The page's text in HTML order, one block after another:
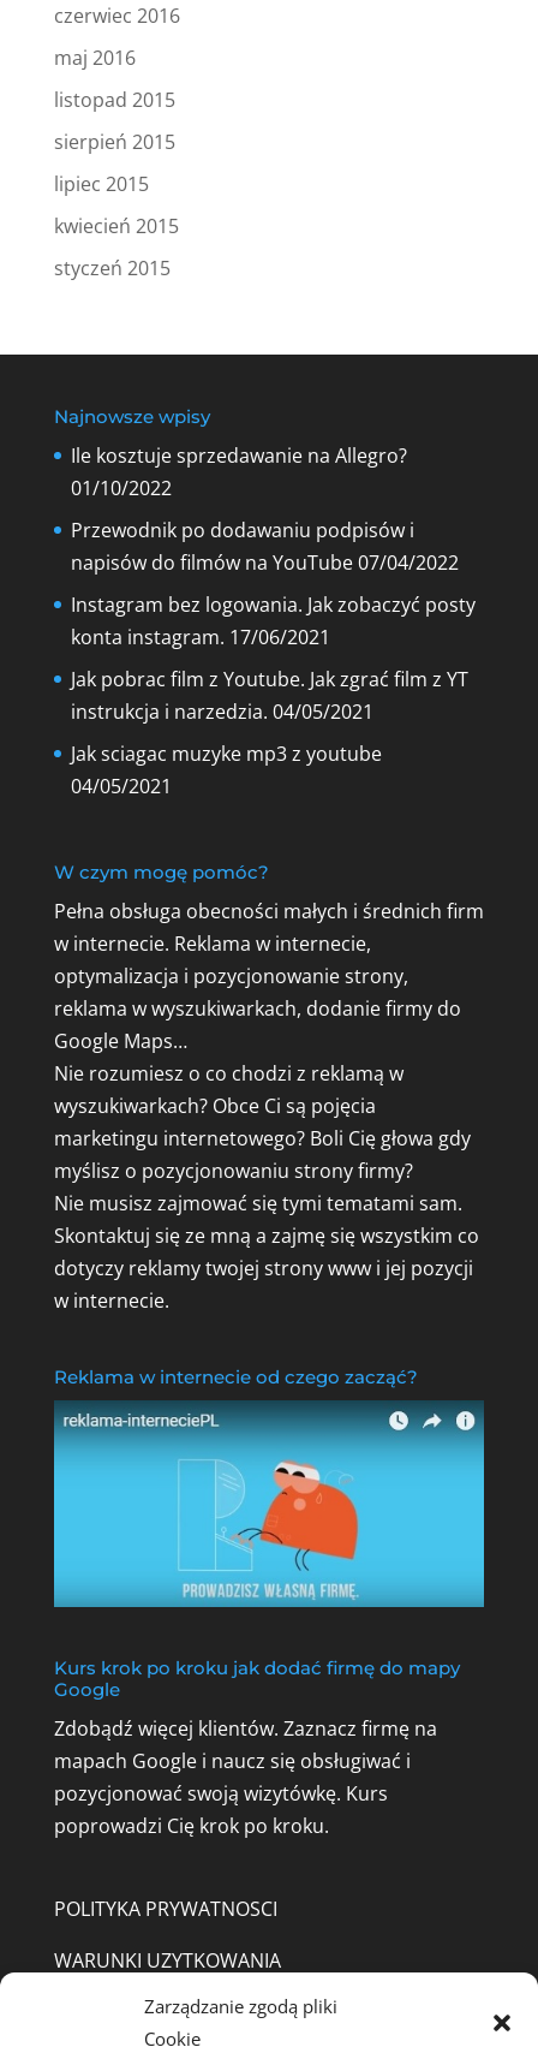
Zarządzanie zgodą pliki
Cookie
czerwiec 2016
maj 2016
listopad 2015
sierpień 2015
lipiec 2015
kwiecień 2015
styczeń 2015
Najnowsze wpisy
Ile kosztuje sprzedawanie na Allegro?
01/10/2022
Przewodnik po dodawaniu podpisów i
napisów do filmów na YouTube07/04/2022
Instagram bez logowania. Jak zobaczyć posty
konta instagram. 17/06/2021
Jak pobrac film z Youtube. Jak zgrać film z YT
instrukcja i narzedzia. 04/05/2021
Jak sciagac muzyke mp3 z youtube
04/05/2021
W czym mogę pomóc?
Pełna obsługa obecności małych i średnich firm
w internecie. Reklama w internecie,
optymalizacja i pozycjonowanie strony,
reklama w wyszukiwarkach, dodanie firmy do
Google Maps…
Nie rozumiesz o co chodzi z reklamą w
wyszukiwarkach? Obce Ci są pojęcia
marketingu internetowego? Boli Cię głowa gdy
myślisz o pozycjonowaniu strony firmy?
Nie musisz zajmować się tymi tematami sam.
Skontaktuj się ze mną a zajmę się wszystkim co
dotyczy reklamy twojej strony www i jej pozycji
w internecie.
Reklama w internecie od czego zacząć?
Kurs krok po kroku jak dodać firmę do mapy
Google
Zdobądź więcej klientów. Zaznacz firmę na
mapach Google i naucz się obsługiwać i
pozycjonować swoją wizytówkę. Kurs
poprowadzi Cię krok po kroku.
POLITYKA PRYWATNOSCI
WARUNKI UZYTKOWANIA
REGULAMIN SKLEP